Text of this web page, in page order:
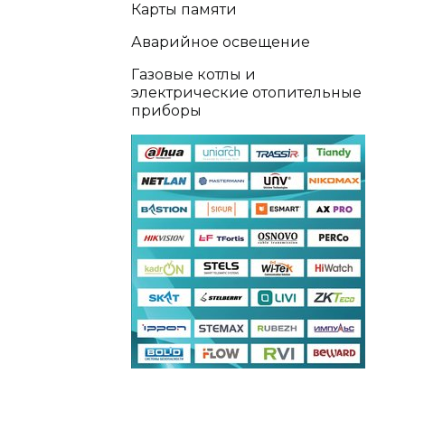
Карты памяти
Аварийное освещение
Газовые котлы и
электрические отопительные
приборы